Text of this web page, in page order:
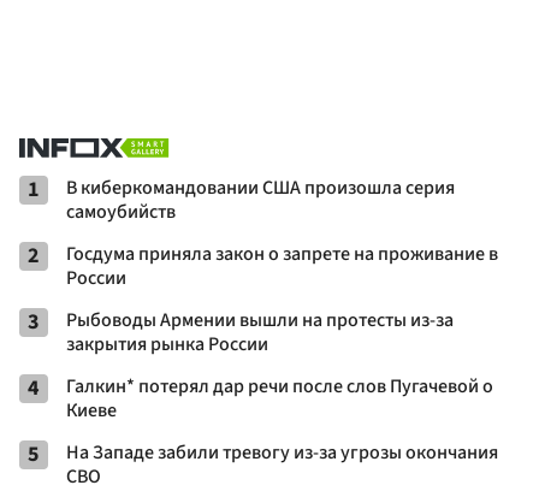
1
В киберкомандовании США произошла серия
самоубийств
2
Госдума приняла закон о запрете на проживание в
России
3
Рыбоводы Армении вышли на протесты из-за
закрытия рынка России
4
Галкин* потерял дар речи после слов Пугачевой о
Киеве
5
На Западе забили тревогу из-за угрозы окончания
СВО